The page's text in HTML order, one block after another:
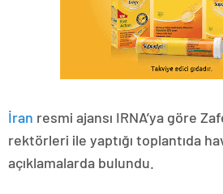
İran resmi ajansı IRNA’ya göre
rektörleri ile yaptığı toplantıda
açıklamalarda bulundu.